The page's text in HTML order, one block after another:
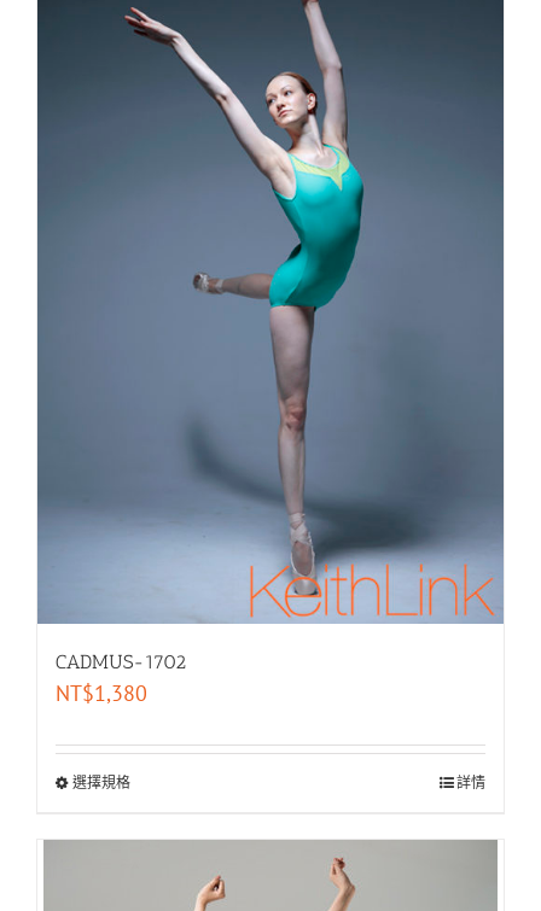
CADMUS-1702
NT$1,380
選擇規格 詳情